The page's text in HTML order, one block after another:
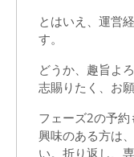
とはいえ、運営
す。
どうか、趣旨よ
志賜りたく、お
フェーズ2の予
興味のある方は
い。折り返し、